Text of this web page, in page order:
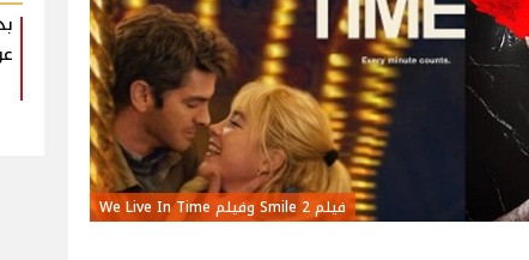
فيلم Smile 2 وفيلم We Live In Time